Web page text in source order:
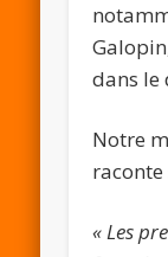
dans le
Notre
raconte
« Les